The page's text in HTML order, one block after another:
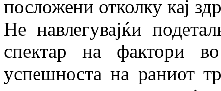
посложени отколку кај
Не навлегувајќи
спектар на фак­­тори
успешноста на раниот